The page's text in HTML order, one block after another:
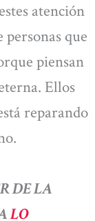
atención
que
piensan
Ellos
reparando
DE LA
LO